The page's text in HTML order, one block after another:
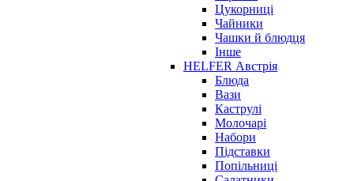
Цукорниці
Чайники
Чашки й блюдця
Інше
HELFER Австрія
Блюда
Вази
Каструлі
Молочарі
Набори
Підставки
Попільниці